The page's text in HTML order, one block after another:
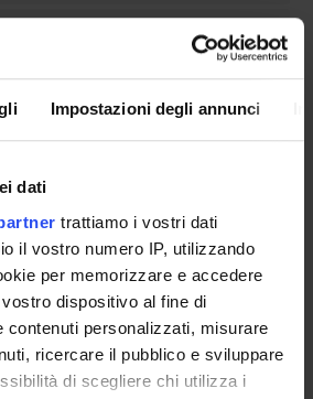
Impostazioni degli annunci
dati
trattiamo i vostri dati
il vostro numero IP, utilizzando
per memorizzare e accedere
dispositivo al fine di
contenuti personalizzati, misurare
ricercare il pubblico e sviluppare
di scegliere chi utilizza i
DI SERVIZIO